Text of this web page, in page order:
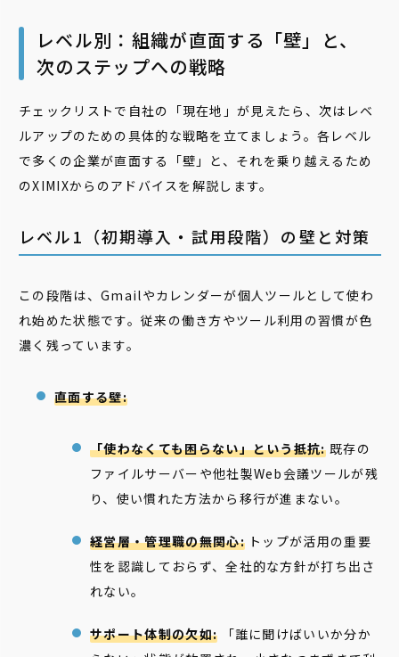
レベル別：組織が直面する「壁」と、
次のステップへの戦略
チェックリストで自社の「現在地」が見えたら、次はレベ
ルアップのための具体的な戦略を立てましょう。各レベル
で多くの企業が直面する「壁」と、それを乗り越えるため
のXIMIXからのアドバイスを解説します。
レベル1（初期導入・試用段階）の壁と対策
この段階は、Gmailやカレンダーが個人ツールとして使わ
れ始めた状態です。従来の働き方やツール利用の習慣が色
濃く残っています。
直面する壁:
「使わなくても困らない」という抵抗:既存の
ファイルサーバーや他社製Web会議ツールが残
り、使い慣れた方法から移行が進まない。
経営層・管理職の無関心:トップが活用の重要
性を認識しておらず、全社的な方針が打ち出さ
れない。
サポート体制の欠如: 「誰に聞けばいいか分か